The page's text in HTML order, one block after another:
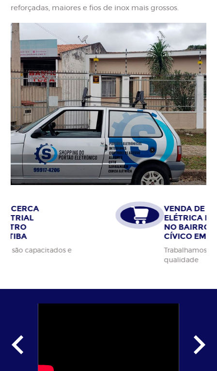
reforçadas, maiores e fios de inox mais grossos.
VENDA DE CERCA
ELÉTRICA INDUSTRIAL
NO BAIRRO CENTRO
Trabalhamos apenas com materiais da alta